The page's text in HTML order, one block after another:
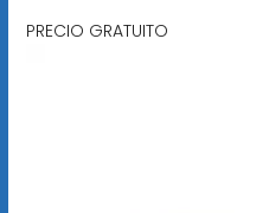
PRECIO GRATUITO